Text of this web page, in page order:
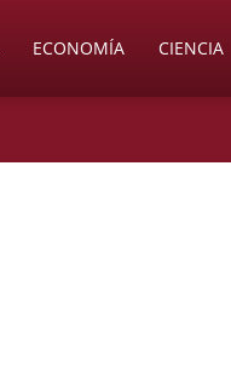
ECONOMÍA CIENCIA